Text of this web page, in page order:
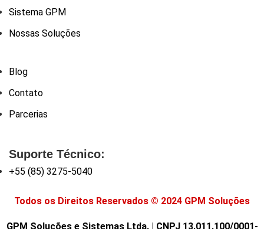
Sistema GPM
Nossas Soluções
Blog
Contato
Parcerias
Suporte Técnico:
+55 (85) 3275-5040
Todos os Direitos Reservados © 2024 GPM Soluções
GPM Soluções e Sistemas Ltda. | CNPJ 13.011.100/0001-